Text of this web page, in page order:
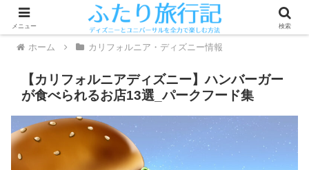
ホーム カリフォルニア・ディズニー情報
【カリフォルニアディズニー】ハンバーガー
が食べられるお店13選_パークフード集
メニュー 検索